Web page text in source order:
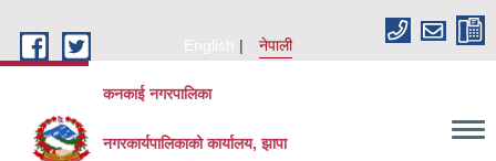
English
नेपाली
कनकाई नगरपालिका
नगरकार्यपालिकाको कार्यालय, झापा